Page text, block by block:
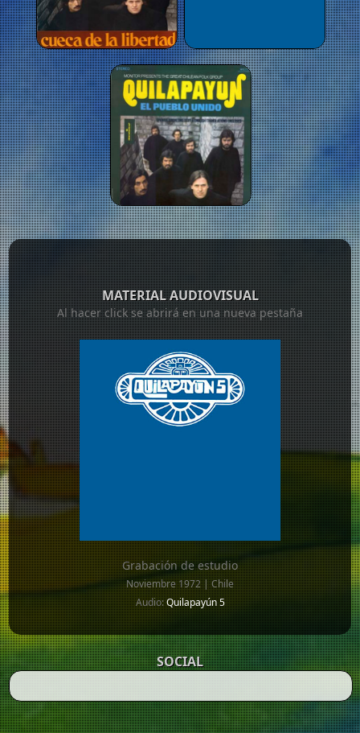
MATERIAL AUDIOVISUAL
Al hacer click se abrirá en una nueva pestaña
Grabación de estudio
Noviembre 1972 | Chile
Audio:Quilapayún 5
SOCIAL